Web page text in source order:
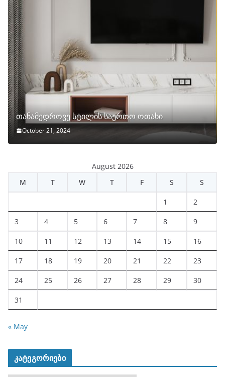
თანამედროვე სტილის საერთო ოთახი
October 21, 2024
August 2026
M
T W T F S S
1 2
3 4 5 6 7 8 9
10 11 12 13 14 15 16
17 18 19 20 21 22 23
24 25 26 27 28 29 30
31
« May
კატეგორიები